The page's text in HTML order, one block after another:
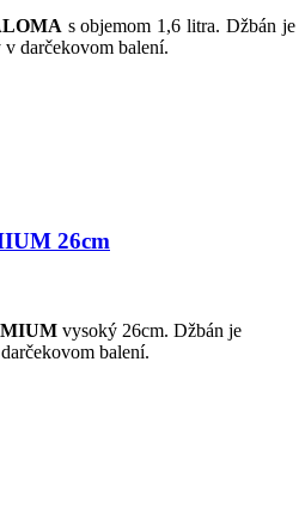
s objemom 1,6 litra. Džbán je
darčekovom balení.
26cm
vysoký 26cm. Džbán je
balení.